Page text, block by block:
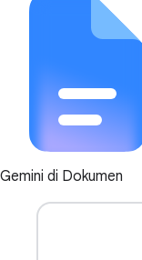
Gemini di Dokumen